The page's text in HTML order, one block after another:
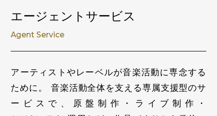
エージェントサービス
Agent Service
アーティストやレーベルが音楽活動に専念する
ために。
音楽活動全体を支える専属支援型のサ
ービスで、原盤制作・ライブ制作・